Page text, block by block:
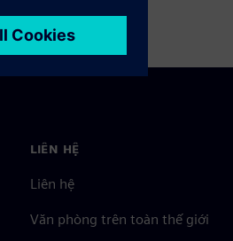
LIÊN HỆ
Liên hệ
Văn phòng trên toàn thế giới